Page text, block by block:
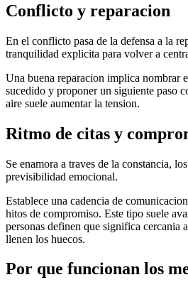
Conflicto y reparacion
En el conflicto pasa de la defensa a la
tranquilidad explicita para volver a
Una buena reparacion implica nombrar
sucedido y proponer un siguiente paso
aire suele aumentar la tension.
Ritmo de citas y
Se enamora a traves de la constancia,
previsibilidad emocional.
Establece una cadencia de
hitos de compromiso. Este tipo suele
personas definen que significa cercania
llenen los huecos.
Por que funcionan los